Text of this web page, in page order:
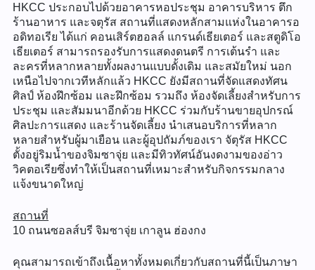
HKCC ประกอบไปด้วยอาคารหอประชุม อาคารบริหาร ตึก
ร้านอาหาร และจตุรัส สถานที่แสดงหลักสามแห่งในอาคารอ
อดิทอเรีย ได้แก่ คอนเสิร์ตฮอลล์ แกรนด์เธียเตอร์ และสตูดิโอ
เธียเตอร์ สามารถรองรับการแสดงดนตรี การเต้นรำ และ
ละครที่หลากหลายทั้งผลงานแบบดั้งเดิม และสมัยใหม่ นอก
เหนือไปจากเวทีหลักแล้ว HKCC ยังมีสถานที่จัดแสดงทัศน
ศิลป์ ห้องฝึกซ้อม และฝึกซ้อม รวมถึง ห้องจัดเลี้ยงสำหรับการ
ประชุม และสัมมนาอีกด้วย HKCC ร่วมกับร้านขายอุปกรณ์
ศิลปะการแสดง และร้านจัดเลี้ยง นำเสนอบริการที่หลาก
หลายสำหรับผู้มาเยือน และผู้อุปถัมภ์ของเรา จัตุรัส HKCC
ตั้งอยู่ริมน้ำของจิมซาจุ่ย และมีทิวทัศน์อันงดงามของอ่าว
วิคตอเรียซึ่งทำให้เป็นสถานที่เหมาะสำหรับกิจกรรมกลาง
แจ้งขนาดใหญ่
สถานที่
10 ถนนซอลส์บรี จิมซาจุ่ย เกาลูน ฮ่องกง
คุณสามารถเข้าถึงเนื้อหาทั้งหมดเกี่ยวกับสถานที่นี้เป็นภาษา